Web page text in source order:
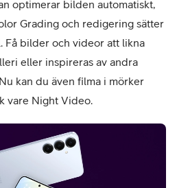
optimerar bilden automatiskt,
Grading och redigering sätter
Få bilder och videor att likna
eller inspireras av andra
kan du även filma i mörker
vare Night Video.